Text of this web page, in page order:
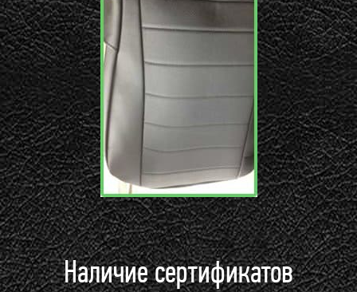
Наличие сертификатов